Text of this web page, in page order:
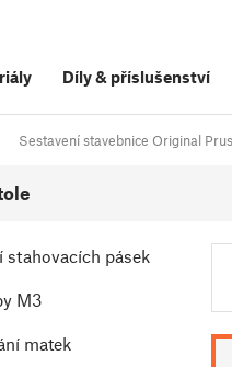
Díly& příslušenství
Sestavení stavebnice Original
stahovacích pásek
M3
matek